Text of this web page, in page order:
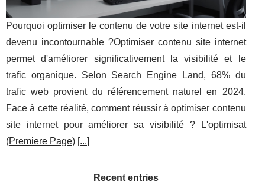
Pourquoi optimiser le contenu de votre site internet est-il
devenu incontournable ?Optimiser contenu site internet
permet d'améliorer significativement la visibilité et le
trafic organique. Selon Search Engine Land, 68% du
trafic web provient du référencement naturel en 2024.
Face à cette réalité, comment réussir à optimiser contenu
site internet pour améliorer sa visibilité ? L'optimisat
(Premiere Page) [...]
Recent entries